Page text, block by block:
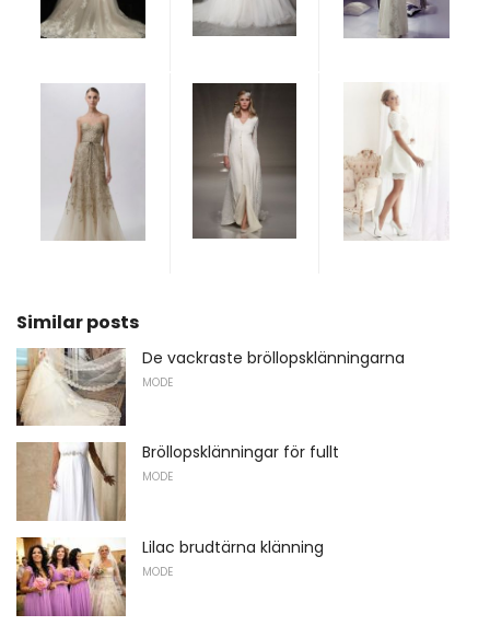
Similar posts
De vackraste bröllopsklänningarna
MODE
Bröllopsklänningar för fullt
MODE
Lilac brudtärna klänning
MODE